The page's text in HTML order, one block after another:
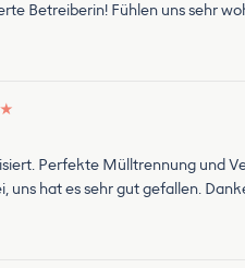
Betreiberin! Fühlen uns sehr
★
Perfekte Mülltrennung und
uns hat es sehr gut gefallen.